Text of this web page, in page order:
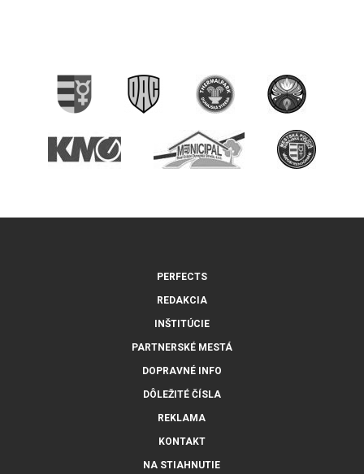
PERFECTS
REDAKCIA
INŠTITÚCIE
PARTNERSKÉ MESTÁ
DOPRAVNÉ INFO
DÔLEŽITÉ ČÍSLA
REKLAMA
KONTAKT
NA STIAHNUTIE